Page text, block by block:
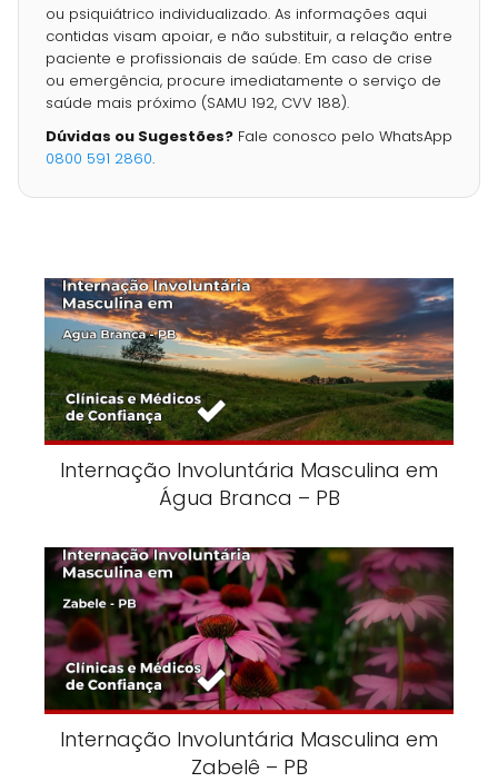
ou psiquiátrico individualizado. As informações aqui
contidas visam apoiar, e não substituir, a relação entre
paciente e profissionais de saúde. Em caso de crise
ou emergência, procure imediatamente o serviço de
saúde mais próximo (SAMU 192, CVV 188).
Dúvidas ou Sugestões? Fale conosco pelo WhatsApp
0800 591 2860.
Internação Involuntária Masculina em
Água Branca – PB
Internação Involuntária Masculina em
Zabelê – PB